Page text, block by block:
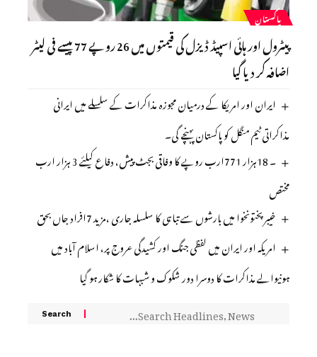
پاکستان
پیٹرول اور ہائی اسپیڈ ڈیزل کی قیمتوں میں 26 روپے 77 پیسے فی لیٹر
اضافہ کر دیا گیا
ایران اور امریکا کے درمیان مجوزہ مذاکرات کے سلسلے میں ایرانی
مذاکراتی ٹیم منگل کو پاکستان پہنچے گی۔
۔ 18ہزار 771ارب روپے کا وفاقی بجٹ پیش، دفاع کیلئے 3 ہزار ارب
مختص
خیبر پختونخوا میں بارشوں سے تباہی کا سلسلہ جاری ،مزید 7افراد جاں بحق
امریکہ اور ایران میں لفظی جنگ اور کشیدگی عروج پر، اسلام آباد میں
ہونیوالے مذاکرات کا دوسرا دور شکوک و شبہات کا شکار ہو گیا